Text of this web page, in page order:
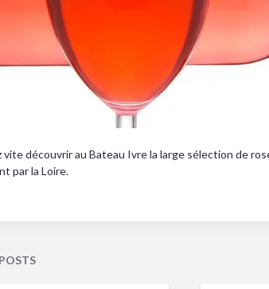
vite découvrir au Bateau Ivre la large sélection de
par la Loire.